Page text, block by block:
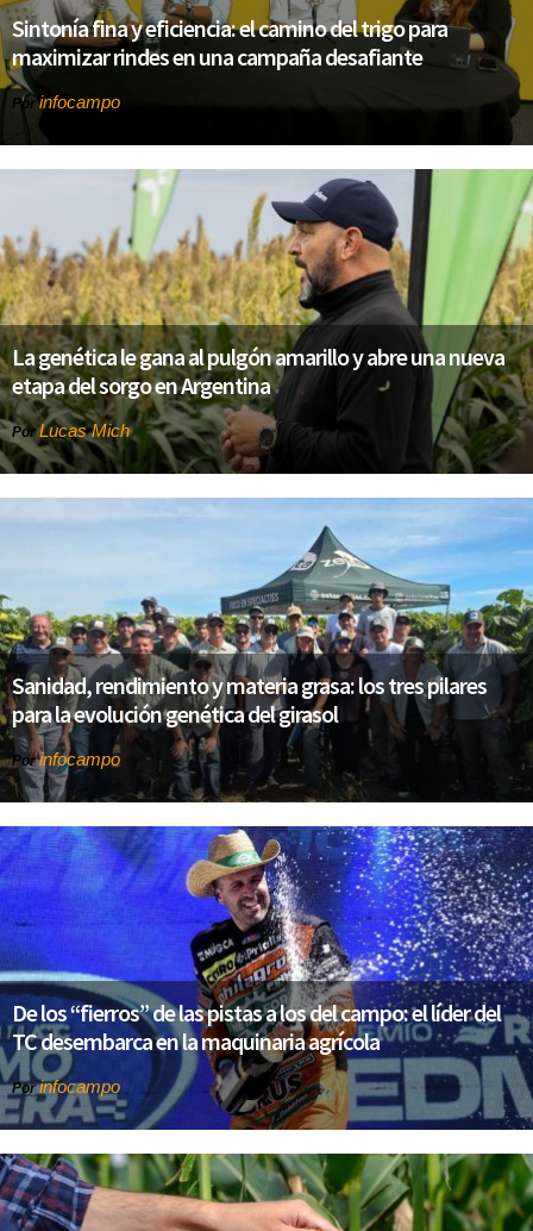
Sintonía fina y eficiencia: el camino del trigo para
maximizar rindes en una campaña desafiante
Porinfocampo
La genética le gana al pulgón amarillo y abre una nueva
etapa del sorgo en Argentina
PorLucas Mich
Sanidad, rendimiento y materia grasa: los tres pilares
para la evolución genética del girasol
Porinfocampo
De los “fierros” de las pistas a los del campo: el líder del
TC desembarca en la maquinaria agrícola
Porinfocampo